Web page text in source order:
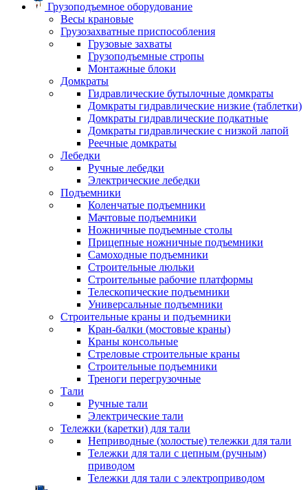
Грузоподъемное оборудование
Весы крановые
Грузозахватные приспособления
Грузовые захваты
Грузоподъемные стропы
Монтажные блоки
Домкраты
Гидравлические бутылочные домкраты
Домкраты гидравлические низкие (таблетки)
Домкраты гидравлические подкатные
Домкраты гидравлические с низкой лапой
Реечные домкраты
Лебедки
Ручные лебедки
Электрические лебедки
Подъемники
Коленчатые подъемники
Мачтовые подъемники
Ножничные подъемные столы
Прицепные ножничные подъемники
Самоходные подъемники
Строительные люльки
Строительные рабочие платформы
Телескопические подъемники
Универсальные подъемники
Строительные краны и подъемники
Кран-балки (мостовые краны)
Краны консольные
Стреловые строительные краны
Строительные подъемники
Треноги перегрузочные
Тали
Ручные тали
Электрические тали
Тележки (каретки) для тали
Неприводные (холостые) тележки для тали
Тележки для тали с цепным (ручным)
приводом
Тележки для тали с электроприводом